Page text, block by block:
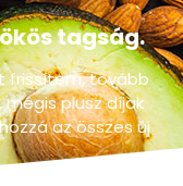
tagság.
frissítem, tovább
mégis plusz díjak
az összes új